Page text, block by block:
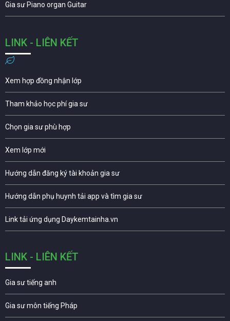
Gia sư Piano organ Guitar
LINK - LIÊN KẾT
Xem hợp đồng nhận lớp
Tham khảo học phí gia sư
Chọn gia sư phù hợp
Xem lớp mới
Hướng dẫn đăng ký tài khoản gia sư
Hướng dẫn phụ huynh tải app và tìm gia sư
Link tải ứng dụng Daykemtainha.vn
LINK - LIÊN KẾT
Gia sư tiếng anh
Gia sư môn tiếng Pháp